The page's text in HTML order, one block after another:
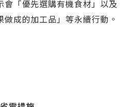
「優先選購有機食材」以及
成的加工品」等永續行動。